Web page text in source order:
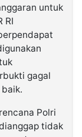
untuk
RI
gagal
Polri
tidak